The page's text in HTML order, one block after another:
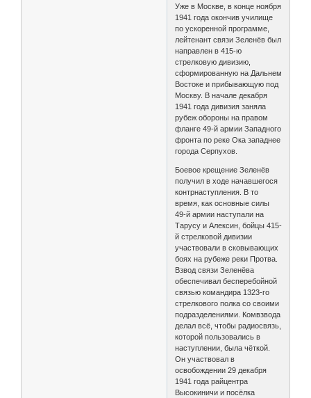
Уже в Москве, в конце ноября
1941 года окончив училище
по ускоренной программе,
лейтенант связи Зеленёв был
направлен в 415-ю
стрелковую дивизию,
сформированную на Дальнем
Востоке и прибывающую под
Москву. В начале декабря
1941 года дивизия заняла
рубеж обороны на правом
фланге 49-й армии Западного
фронта по реке Ока западнее
города Серпухов.
Боевое крещение Зеленёв
получил в ходе начавшегося
контрнаступления. В то
время, как основные силы
49-й армии наступали на
Тарусу и Алексин, бойцы 415-
й стрелковой дивизии
участвовали в сковывающих
боях на рубеже реки Протва.
Взвод связи Зеленёва
обеспечивал бесперебойной
связью командира 1323-го
стрелкового полка со своими
подразделениями. Комвзвода
делал всё, чтобы радиосвязь,
которой пользовались в
наступлении, была чёткой.
Он участвовал в
освобождении 29 декабря
1941 года райцентра
Высокиничи и посёлка